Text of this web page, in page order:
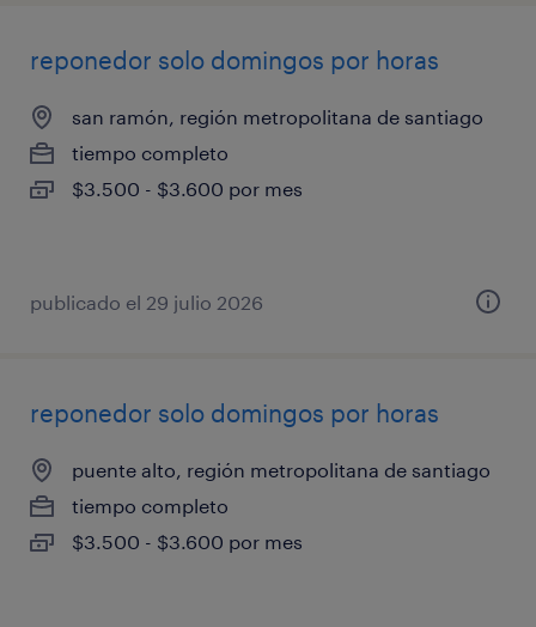
reponedor solo domingos por horas
san ramón, región metropolitana de santiago
tiempo completo
$3.500 - $3.600 por mes
publicado el 29 julio 2026
reponedor solo domingos por horas
puente alto, región metropolitana de santiago
tiempo completo
$3.500 - $3.600 por mes